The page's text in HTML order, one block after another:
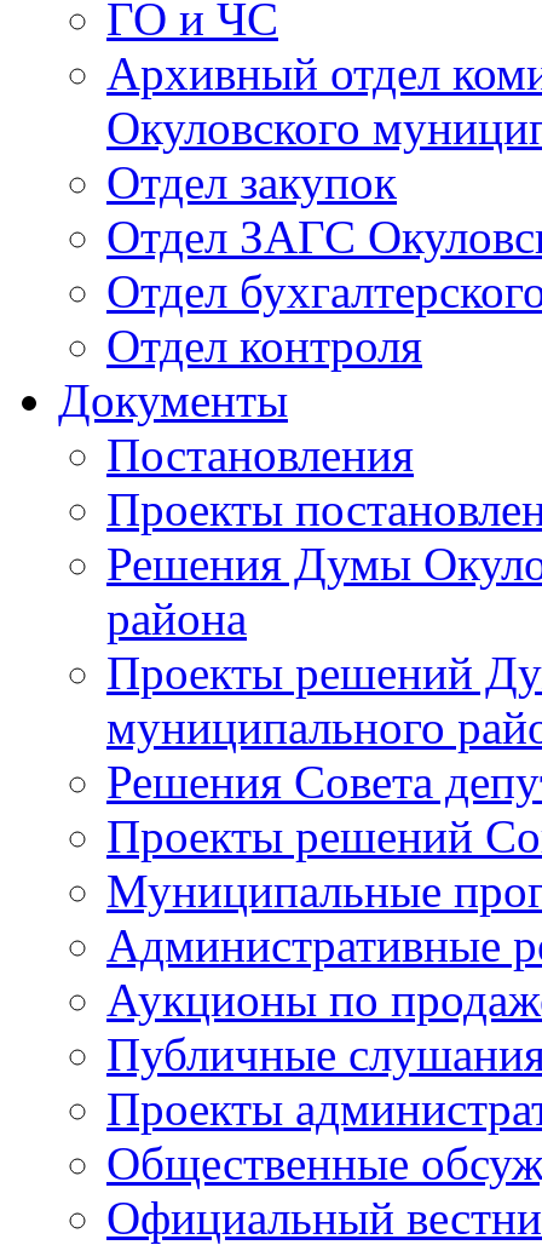
ГО и ЧС
Архивный отдел
Окуловского
Отдел закупок
Отдел ЗАГС
Отдел
Отдел контроля
Документы
Постановления
Проекты
Решения Думы
района
Проекты решений
муниципального
Решения Совета
Проекты решений
Муниципальные
Административные
Аукционы по
Публичные
Проекты
Общественные
Официальный